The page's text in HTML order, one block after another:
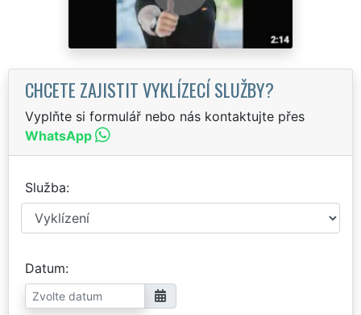
CHCETE ZAJISTIT VYKLÍZECÍ SLUŽBY?
Vyplňte si formulář nebo nás kontaktujte přes
WhatsApp
Služba
Datum